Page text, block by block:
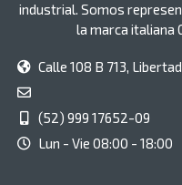
industrial. Somos
la marca italiana
Calle 108 B 713,
(52) 999 17652-09
Lun - Vie 08:00 - 18:00